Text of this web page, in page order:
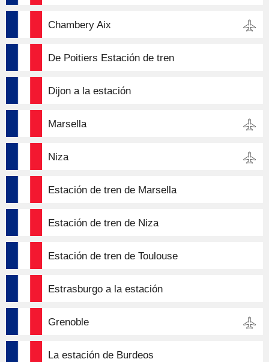
Chambery Aix
De Poitiers Estación de tren
Dijon a la estación
Marsella
Niza
Estación de tren de Marsella
Estación de tren de Niza
Estación de tren de Toulouse
Estrasburgo a la estación
Grenoble
La estación de Burdeos